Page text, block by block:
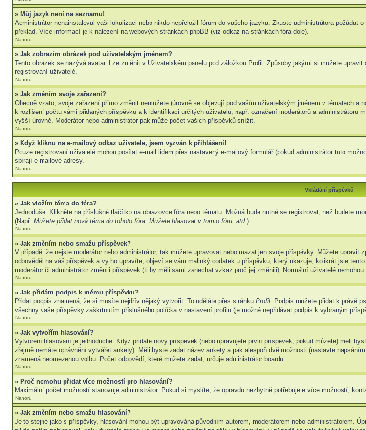
» Můj jazyk není na seznamu!
Administrátor nenainstaloval vaši lokalizaci nebo nikdo nepřeložil fórum do vašeho jazyka. Zkuste administrátora
překlad. Více informací je k nalezení na webových stránkách phpBB (viz odkaz na stránkách fóra dole).
Nahoru
» Jak zobrazím obrázek pod uživatelským jménem?
Tento obrázek se nazývá avatar. Lze změnit v Uživatelském panelu pod záložkou Profil. Způsoby jakými si můžete
registrovaní uživatelé.
Nahoru
» Jak změním svoje zařazení?
Obecně vzato, svoje zařazení přímo změnit nemůžete (úrovně se objevují pod vaším uživatelským jménem v tématech
k rozlišení počtu vámi přidaných příspěvků a k identifikaci určitých uživatelů, např. označení moderátorů a
vyšší úrovně. Moderátor nebo administrátor pak může počet vašich příspěvků snížit.
Nahoru
» Když kliknu na e-mailový odkaz uživatele, jsem vyzván k přihlášení!
Pouze registrovaní uživatelé mohou posílat e-mail lidem přes nastavený e-mailový formulář (pokud administrátor tuto
sbírají e-mailové adresy.
Nahoru
Vkládání příspěvků
» Jak vložím téma do fóra?
Jednoduše. Klikněte na příslušné tlačítko na obrazovce fóra nebo tématu. Možná bude nutné se registrovat, než budete
(Např. Můžete přidat nová téma do tohoto fóra, Můžete hlasovat v tomto fóru, atd.).
Nahoru
» Jak změním nebo smažu příspěvek?
V případě, že nejste moderátor nebo administrátor, tak můžete upravovat nebo mazat jen svoje příspěvky. Můžete
odpověděl na váš příspěvek a vy ho upravíte, objeví se vám malinký dodatek u příspěvku, který ukazuje, kolikrát jste
moderátor či administrátor změnili příspěvek (ti by měli sami zanechat vzkaz proč jej změnili). Normální uživatelé
Nahoru
» Jak přidám podpis k mému příspěvku?
Přidat podpis znamená, že si musíte nejdřív nějaký vytvořit. To uděláte přes stránku Profil. Podpis můžete přidat k právě
všechny vaše příspěvky zaškrtnutím příslušného políčka v nastavení profilu (je možné nepřidávat podpis k vybraným
Nahoru
» Jak vytvořím hlasování?
Vytvoření hlasování je jednoduché. Když přidáte nový příspěvek (nebo upravujete první příspěvek, pokud můžete) měli
zřejmě nemáte oprávnění vytvářet ankety). Měli byste zadat název ankety a pak alespoň dvě možnosti (nastavte
znamená neomezenou volbu. Počet odpovědí, které můžete zadat, určuje administrátor boardu.
Nahoru
» Proč nemohu přidat více možností pro hlasování?
Maximální počet možností stanovuje administrátor. Pokud si myslíte, že opravdu nezbytně potřebujete více možností,
Nahoru
» Jak změním nebo smažu hlasování?
Je to stejné jako s příspěvky, hlasování mohou být upravována původním autorem, moderátorem nebo administrátorem.